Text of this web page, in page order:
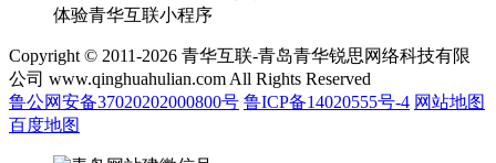
体验青华互联小程序
Copyright © 2011-2026 青华互联-青岛青华锐思网络科技有限
公司 www.qinghuahulian.com All Rights Reserved
鲁公网安备37020202000800号 鲁ICP备14020555号-4 网站地图
百度地图